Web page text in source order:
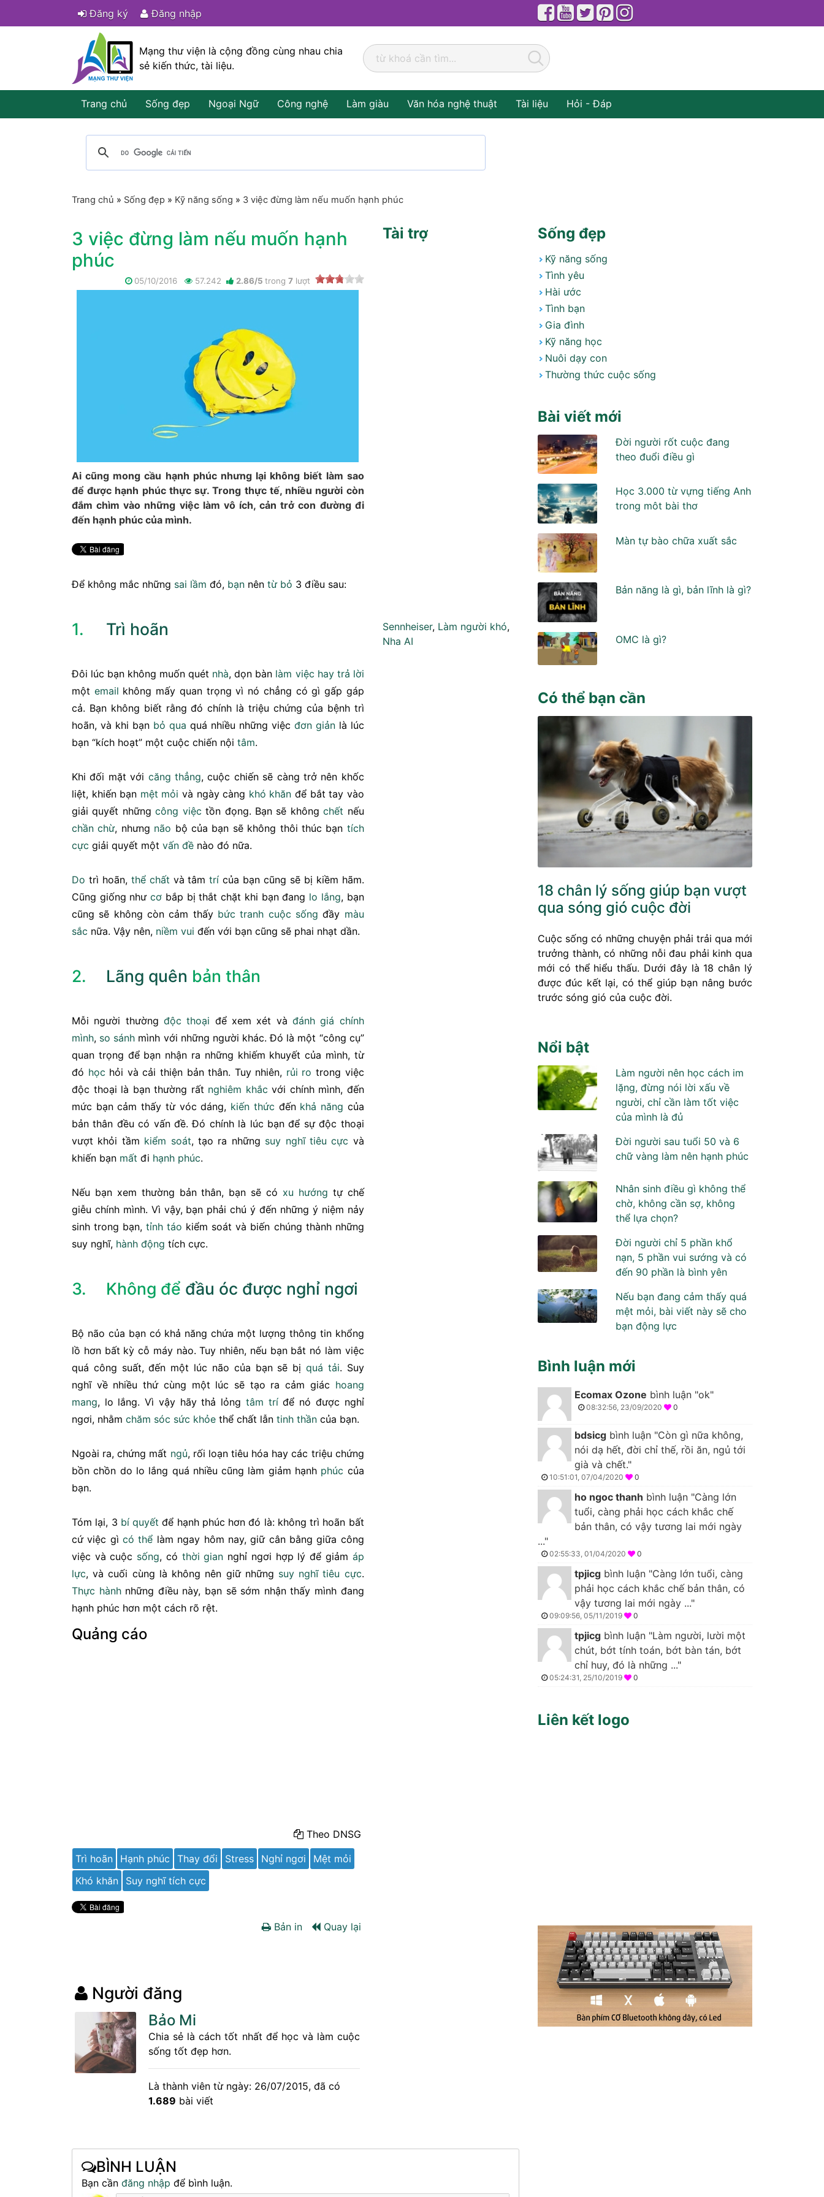
Đăng ký Đăng nhập
Mạng thư viện là cộng đồng cùng nhau chia
sẻ kiến thức, tài liệu.
Trang chủ Sống đẹp Ngoại Ngữ Công nghệ Làm giàu Văn hóa nghệ thuật Tài liệu Hỏi - Đáp
Trang chủ » Sống đẹp » Kỹ năng sống » 3 việc đừng làm nếu muốn hạnh phúc
3 việc đừng làm nếu muốn hạnh
phúc
05/10/2016 57.242 2.86/5 trong 7lượt
Ai cũng mong cầu hạnh phúc nhưng lại không biết làm sao
để được hạnh phúc thực sự. Trong thực tế, nhiều người còn
đắm chìm vào những việc làm vô ích, cản trở con đường đi
đến hạnh phúc của mình.
Để không mắc những sai lầm đó, bạn nên từ bỏ 3 điều sau:
1. Trì hoãn
Đôi lúc bạn không muốn quét nhà, dọn bàn làm việc hay trả lời
một email không mấy quan trọng vì nó chẳng có gì gấp gáp
cả. Bạn không biết rằng đó chính là triệu chứng của bệnh trì
hoãn, và khi bạn bỏ qua quá nhiều những việc đơn giảnlà lúc
bạn “kích hoạt” một cuộc chiến nội tâm.
Khi đối mặt với căng thẳng, cuộc chiến sẽ càng trở nên khốc
liệt, khiến bạn mệt mỏi và ngày càng khó khăn để bắt tay vào
giải quyết nhữngcông việc tồn đọng. Bạn sẽ khôngchết nếu
chần chừ, nhưng não bộ của bạn sẽ không thôi thúc bạn tích
cực giải quyết một vấn đề nào đó nữa.
Do trì hoãn, thể chất và tâmtrí của bạn cũng sẽ bị kiềm hãm.
Cũng giống nhưcơ bắp bị thắt chặt khi bạn đang lo lắng, bạn
cũng sẽ không còn cảm thấy bức tranh cuộc sống đầy màu
sắc nữa. Vậy nên, niềm vui đến với bạn cũng sẽ phai nhạt dần.
2. Lãng quên bản thân
Mỗi người thường độc thoại để xem xét vàđánh giá chính
mình, so sánh mình với những người khác. Đó là một “công cụ”
quan trọng để bạn nhận ra những khiếm khuyết của mình, từ
đó học hỏi và cải thiện bản thân. Tuy nhiên, rủi ro trong việc
độc thoại là bạn thường rất nghiêm khắc với chính mình, đến
mức bạn cảm thấy từ vóc dáng, kiến thức đến khả năng của
bản thân đều có vấn đề. Đó chính là lúc bạn để sự độc thoại
vượt khỏi tầm kiểm soát, tạo ra những suy nghĩ tiêu cực và
khiến bạn mất đi hạnh phúc.
Nếu bạn xem thường bản thân, bạn sẽ có xu hướng tự chế
giễu chính mình. Vì vậy, bạn phải chú ý đến những ý niệm nảy
sinh trong bạn,tỉnh táo kiểm soát và biến chúng thành những
suy nghĩ, hành động tích cực.
3. Không để đầu óc được nghỉ ngơi
Bộ não của bạn có khả năng chứa một lượng thông tin khổng
lồ hơn bất kỳ cỗ máy nào. Tuy nhiên, nếu bạn bắt nó làm việc
quá công suất, đến một lúc não của bạn sẽ bịquá tải. Suy
nghĩ về nhiều thứ cùng một lúc sẽ tạo ra cảm giác hoang
mang, lo lắng. Vì vậy hãy thả lỏng tâm tríđể nó được nghỉ
ngơi, nhằm chăm sóc sức khỏe thể chất lẫn tinh thần của bạn.
Ngoài ra, chứng mất ngủ, rối loạn tiêu hóa hay các triệu chứng
bồn chồn do lo lắng quá nhiều cũng làm giảm hạnh phúc của
bạn.
Tóm lại, 3 bí quyết để hạnh phúc hơn đó là: không trì hoãn bất
cứ việc gìcó thể làm ngay hôm nay, giữ cân bằng giữa công
việc và cuộc sống, có thời gian nghỉ ngơi hợp lý để giảm áp
lực, và cuối cùng là không nên giữ những suy nghĩ tiêu cực.
Thực hànhnhững điều này, bạn sẽ sớm nhận thấy mình đang
hạnh phúc hơn một cách rõ rệt.
Quảng cáo
Theo DNSG
Trì hoãn
Hạnh phúc Thay đổi Stress Nghỉ ngơi
Mệt mỏi
Khó khăn
Suy nghĩ tích cực
Bản in Quay lại
Người đăng
Bảo Mi
Chia sẻ là cách tốt nhất để học và làm cuộc
sống tốt đẹp hơn.
Là thành viên từ ngày: 26/07/2015, đã có
1.689 bài viết
Tài trợ
Sennheiser, Làm người khó,
Nha AI
BÌNH LUẬN
Bạn cần đăng nhập để bình luận.
Sống đẹp
Kỹ năng sống
Tình yêu
Hài ước
Tình bạn
Gia đình
Kỹ năng học
Nuôi dạy con
Thường thức cuộc sống
Bài viết mới
Đời người rốt cuộc đang
theo đuổi điều gì
Học 3.000 từ vựng tiếng Anh
trong môt bài thơ
Màn tự bào chữa xuất sắc
Bản năng là gì, bản lĩnh là gì?
OMC là gì?
Có thể bạn cần
18 chân lý sống giúp bạn vượt
qua sóng gió cuộc đời
Cuộc sống có những chuyện phải trải qua mới
trưởng thành, có những nỗi đau phải kinh qua
mới có thể hiểu thấu. Dưới đây là 18 chân lý
được đúc kết lại, có thể giúp bạn nâng bước
trước sóng gió của cuộc đời.
Nổi bật
Làm người nên học cách im
lặng, đừng nói lời xấu về
người, chỉ cần làm tốt việc
của mình là đủ
Đời người sau tuổi 50 và 6
chữ vàng làm nên hạnh phúc
Nhân sinh điều gì không thể
chờ, không cần sợ, không
thể lựa chọn?
Đời người chỉ 5 phần khổ
nạn, 5 phần vui sướng và có
đến 90 phần là bình yên
Nếu bạn đang cảm thấy quá
mệt mỏi, bài viết này sẽ cho
bạn động lực
Bình luận mới
Ecomax Ozone bình luận "ok"
08:32:56, 23/09/2020 0
bdsicg bình luận "Còn gì nữa không,
nói dạ hết, đời chỉ thế, rồi ăn, ngủ tới
già và chết."
10:51:01, 07/04/2020 0
ho ngoc thanh bình luận "Càng lớn
tuổi, càng phải học cách khắc chế
bản thân, có vậy tương lai mới ngày
..."
02:55:33, 01/04/2020 0
tpjicg bình luận "Càng lớn tuổi, càng
phải học cách khắc chế bản thân, có
vậy tương lai mới ngày ..."
09:09:56, 05/11/2019 0
tpjicg bình luận "Làm người, lười một
chút, bớt tính toán, bớt bàn tán, bớt
chỉ huy, đó là những ..."
05:24:31, 25/10/2019 0
Liên kết logo